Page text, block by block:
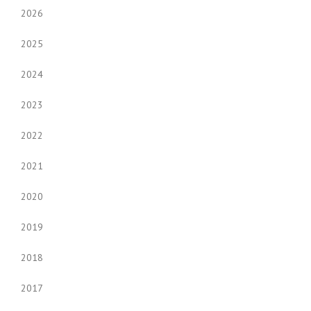
2026
2025
2024
2023
2022
2021
2020
2019
2018
2017